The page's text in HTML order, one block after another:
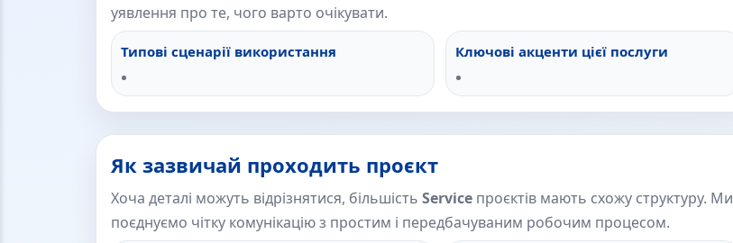
уявлення про те, чого варто очікувати.
Типові сценарії використання Ключові акценти цієї послуги
Як зазвичай проходить проєкт
Хоча деталі можуть відрізнятися, більшість Service проєктів мають схожу структуру. Ми
поєднуємо чітку комунікацію з простим і передбачуваним робочим процесом.